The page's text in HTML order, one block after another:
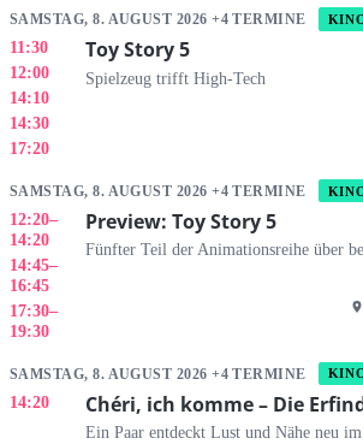
SAMSTAG, 8. AUGUST 2026 +4 TERMINE
11:30
12:00
14:10
14:30
17:20
Toy Story 5
Spielzeug trifft High-Tech
SAMSTAG, 8. AUGUST 2026 +4 TERMINE
12:20–
14:20
14:45–
16:45
17:30–
19:30
Preview: Toy Story 5
Fünfter Teil der Animationsreihe über
SAMSTAG, 8. AUGUST 2026 +4 TERMINE
14:20 Chéri, ich komme – Die
Ein Paar entdeckt Lust und Nähe neu